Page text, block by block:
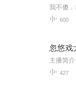
600
忽悠戏
427